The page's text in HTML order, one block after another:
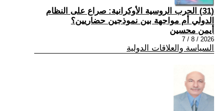
(31) الحرب الروسية الأوكرانية: صراع على النظام
الدولي أم مواجهة بين نموذجين حضاريين؟
أيمن محسين
2026 / 8 / 7
السياسة والعلاقات الدولية